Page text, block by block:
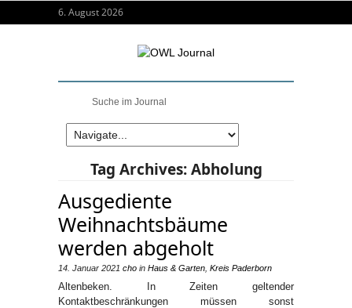
6. August 2026
Tag Archives:Abholung
Ausgediente
Weihnachtsbäume
werden abgeholt
14. Januar 2021 cho in Haus & Garten Kreis Paderborn
Altenbeken. In Zeiten geltender
Kontaktbeschränkungen müssen sonst